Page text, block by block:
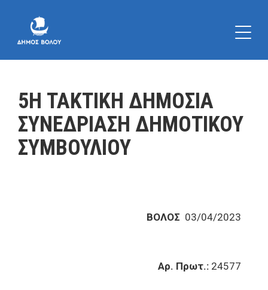
5Η ΤΑΚΤΙΚΗ ΔΗΜΟΣΙΑ
ΣΥΝΕΔΡΙΑΣΗ ΔΗΜΟΤΙΚΟΥ
ΣΥΜΒΟΥΛΙΟΥ
ΒΟΛΟΣ 03/04/2023
Αρ. Πρωτ.: 24577